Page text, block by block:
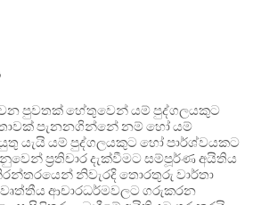
පුවතක් හේතුවෙන් යම් පුද්ගලයකුට
පැනනගින්නේ නම් හෝ යම්
යැයි යම් පුද්ගලයකුට හෝ පාර්ශ්වයකට
ප්‍රතිචාර දැක්වීමට සම්පූර්ණ අයිතිය
නිවැරදි තොරතුරු වාර්තා
වෘත්තීය ආචාරධර්මවලට ගරුකරන